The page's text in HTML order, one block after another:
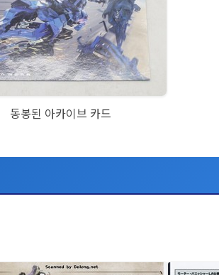
동봉된 아카이브 카드